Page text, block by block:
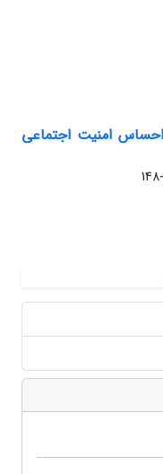
امنیت اجتماعی